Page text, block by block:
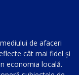
de afaceri
cât mai fidel și
economia locală.